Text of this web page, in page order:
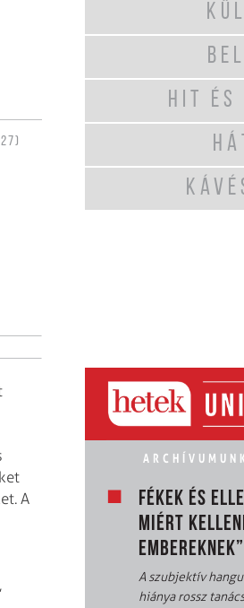
A
HIT ÉS
FÉKEK ÉS
MIÉRT
A szubjektív
hiánya rossz